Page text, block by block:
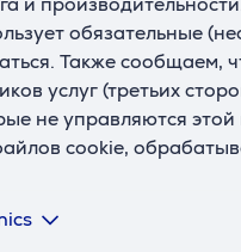
обязательные
Также сообщаем,
услуг (третьих
не управляются
cookie,